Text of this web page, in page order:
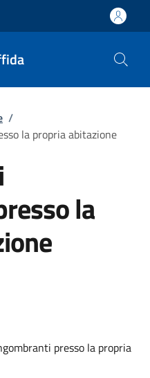
/
la propria abitazione
la
presso la propria